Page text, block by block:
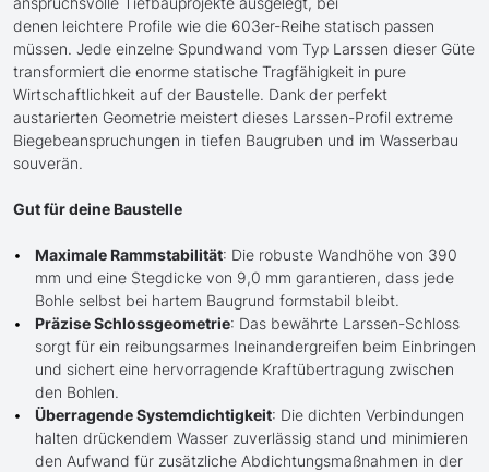
denen leichtere Profile wie die 603er-Reihe statisch passen
müssen. Jede einzelne Spundwand vom Typ Larssen dieser Güte
transformiert die enorme statische Tragfähigkeit in pure
Wirtschaftlichkeit auf der Baustelle. Dank der perfekt
austarierten Geometrie meistert dieses Larssen-Profil extreme
Biegebeanspruchungen in tiefen Baugruben und im Wasserbau
souverän.
Gut für deine Baustelle
Maximale Rammstabilität: Die robuste Wandhöhe von 390
mm und eine Stegdicke von 9,0 mm garantieren, dass jede
Bohle selbst bei hartem Baugrund formstabil bleibt.
Präzise Schlossgeometrie: Das bewährte Larssen-Schloss
sorgt für ein reibungsarmes Ineinandergreifen beim Einbringen
und sichert eine hervorragende Kraftübertragung zwischen
den Bohlen.
Überragende Systemdichtigkeit: Die dichten Verbindungen
halten drückendem Wasser zuverlässig stand und minimieren
den Aufwand für zusätzliche Abdichtungsmaßnahmen in der